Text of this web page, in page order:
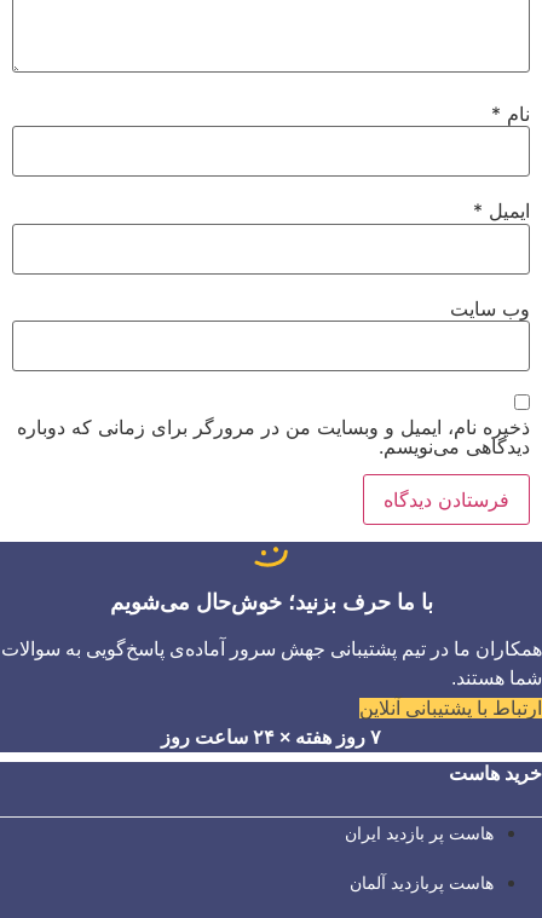
نام *
ایمیل *
وب‌ سایت
ذخیره نام، ایمیل و وبسایت من در مرورگر برای زمانی که دوباره
دیدگاهی می‌نویسم.
با ما حرف بزنید؛ خوش‌حال می‌شویم
همکاران ما در تیم پشتیبانی جهش سرور آماده‌ی پاسخ‌گویی به سوالات
شما هستند.
ارتباط با پشتیبانی آنلاین
۷ روز هفته × ۲۴ ساعت روز
خرید هاست
هاست پر بازدید ایران
هاست پربازدید آلمان